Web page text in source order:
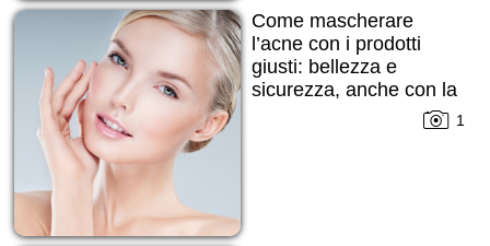
Come mascherare
l’acne con i prodotti
giusti: bellezza e
sicurezza, anche con la
1